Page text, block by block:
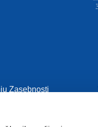
Zasebnosti